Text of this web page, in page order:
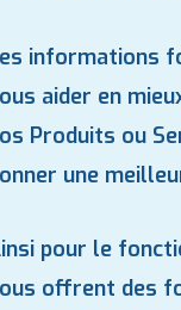
informations
aider en
Produits ou
une
pour le
offrent des